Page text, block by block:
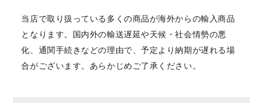
当店で取り扱っている多くの商品が海外からの輸入商品
となります。国内外の輸送遅延や天候・社会情勢の悪
化、通関手続きなどの理由で、予定より納期が遅れる場
合がございます。あらかじめご了承ください。